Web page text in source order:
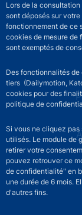
Lors de la
sont déposés sur
fonctionnement de ce
cookies de mesure de
sont exemptés de
Des fonctionnalités de
tiers (Dailymotion,
cookies pour des
politique de
Si vous ne cliquez
utilisés. Le module de
retirer votre
pouvez retrouver ce
de confidentialité" en
une durée de 6 mois.
d'autres fins.
Footer